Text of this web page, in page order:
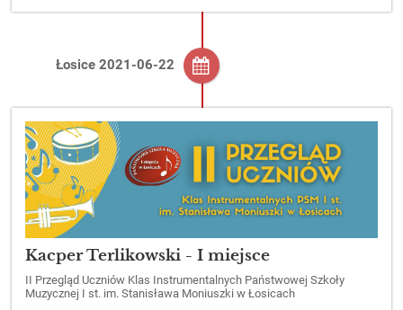
Łosice 2021-06-22
Kacper Terlikowski - I miejsce
II Przegląd Uczniów Klas Instrumentalnych Państwowej Szkoły
Muzycznej I st. im. Stanisława Moniuszki w Łosicach